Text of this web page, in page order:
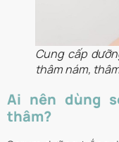
Cung cấp
thâm nám,
Ai nên dùng
thâm?